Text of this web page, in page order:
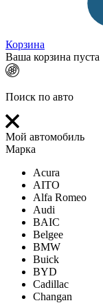
Корзина
Ваша корзина пуста
Поиск по авто
Мой автомобиль
Марка
Acura
AITO
Alfa Romeo
Audi
BAIC
Belgee
BMW
Buick
BYD
Cadillac
Changan